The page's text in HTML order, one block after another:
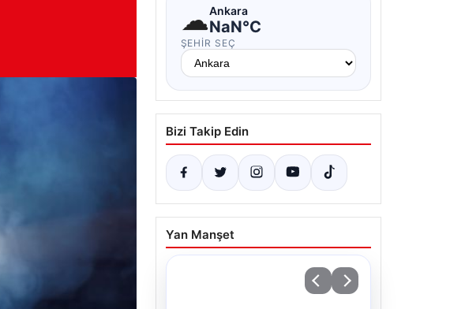
☁Ankara
NaN°C
ŞEHIR SEÇ
Bizi Takip Edin
Yan Manşet